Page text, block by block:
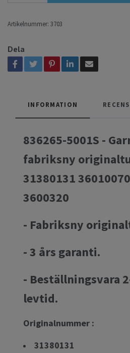
Artikelnummer: 3703
Dela
INFORMATION
836265-5001S -
fabriksny
31380131
3600320
- Fabriksny
- 3 års garanti.
- Beställningsvara
levtid.
Originalnummer :
31380131